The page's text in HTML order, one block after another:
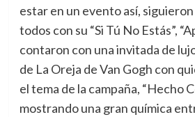
estar en un evento así,
todos con su “Si Tú No Estás”,
contaron con una invitada de
de La Oreja de Van Gogh con
el tema de la campaña, “Hecho
mostrando una gran química